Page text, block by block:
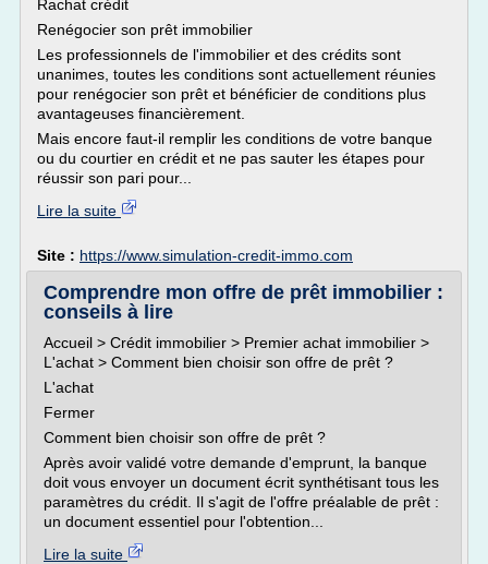
Rachat crédit
Renégocier son prêt immobilier
Les professionnels de l'immobilier et des crédits sont
unanimes, toutes les conditions sont actuellement réunies
pour renégocier son prêt et bénéficier de conditions plus
avantageuses financièrement.
Mais encore faut-il remplir les conditions de votre banque
ou du courtier en crédit et ne pas sauter les étapes pour
réussir son pari pour...
Lire la suite
Site : https://www.simulation-credit-immo.com
Comprendre mon offre de prêt immobilier :
conseils à lire
Accueil > Crédit immobilier > Premier achat immobilier >
L'achat > Comment bien choisir son offre de prêt ?
L'achat
Fermer
Comment bien choisir son offre de prêt ?
Après avoir validé votre demande d'emprunt, la banque
doit vous envoyer un document écrit synthétisant tous les
paramètres du crédit. Il s'agit de l'offre préalable de prêt :
un document essentiel pour l'obtention...
Lire la suite